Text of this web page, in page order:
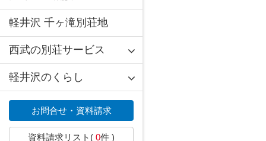
軽井沢 千ヶ滝別荘地
西武の別荘サービス
軽井沢のくらし
お問合せ・資料請求
資料請求リスト( 0件 )